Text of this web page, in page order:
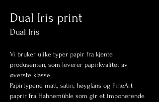
Dual Iris print
Dual Iris
Vi bruker ulike typer papir fra kjente
produsenten, som leverer papirkvalitet av
øverste klasse.
Papirtypene matt, satin, høyglans og FineArt
paprir fra Hahnemühle som gir et imponerende